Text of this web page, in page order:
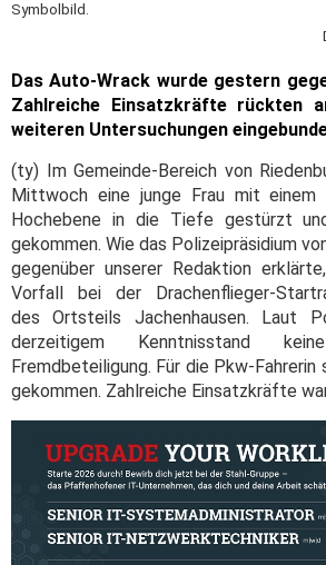
Symbolbild.
Das Auto-Wrack wurde gestern
Zahlreiche Einsatzkräfte rückten
weiteren Untersuchungen
(ty) Im Gemeinde-Bereich von
Mittwoch eine junge Frau mit
Hochebene in die Tiefe gestürzt
gekommen. Wie das Polizeipräsidium
gegenüber unserer Redaktion
Vorfall bei der Drachenflieger-
des Ortsteils Jachenhausen. Laut
derzeitigem Kenntnisstand
Fremdbeteiligung. Für die Pkw-
gekommen. Zahlreiche Einsatzkräfte